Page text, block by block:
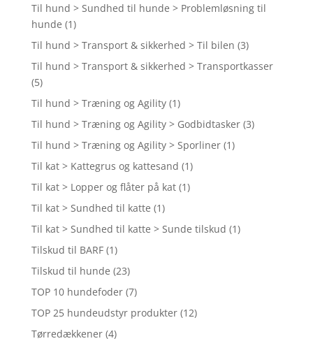
Til hund > Sundhed til hunde > Problemløsning til
hunde (1)
Til hund > Transport & sikkerhed > Til bilen (3)
Til hund > Transport & sikkerhed > Transportkasser
(5)
Til hund > Træning og Agility (1)
Til hund > Træning og Agility > Godbidtasker (3)
Til hund > Træning og Agility > Sporliner (1)
Til kat > Kattegrus og kattesand (1)
Til kat > Lopper og flåter på kat (1)
Til kat > Sundhed til katte (1)
Til kat > Sundhed til katte > Sunde tilskud (1)
Tilskud til BARF (1)
Tilskud til hunde (23)
TOP 10 hundefoder (7)
TOP 25 hundeudstyr produkter (12)
Tørredækkener (4)